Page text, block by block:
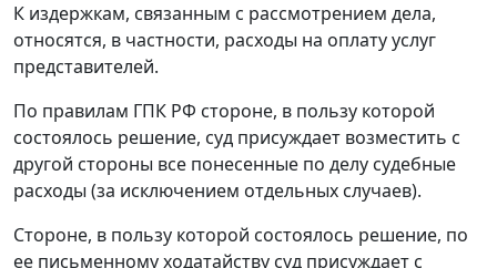
К издержкам, связанным с рассмотрением дела,
относятся, в частности, расходы на оплату услуг
представителей.
По правилам ГПК РФ стороне, в пользу которой
состоялось решение, суд присуждает возместить с
другой стороны все понесенные по делу судебные
расходы (за исключением отдельных случаев).
Стороне, в пользу которой состоялось решение, по
ее письменному ходатайству суд присуждает с